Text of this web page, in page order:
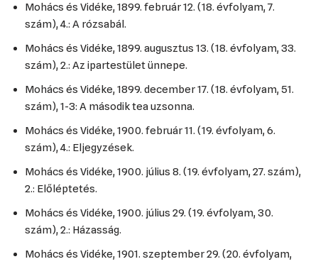
Mohács és Vidéke, 1899. február 12. (18. évfolyam, 7.
szám), 4.: A rózsabál.
Mohács és Vidéke, 1899. augusztus 13. (18. évfolyam, 33.
szám), 2.: Az ipartestület ünnepe.
Mohács és Vidéke, 1899. december 17. (18. évfolyam, 51.
szám), 1-3: A második tea uzsonna.
Mohács és Vidéke, 1900. február 11. (19. évfolyam, 6.
szám), 4.: Eljegyzések.
Mohács és Vidéke, 1900. július 8. (19. évfolyam, 27. szám),
2.: Előléptetés.
Mohács és Vidéke, 1900. július 29. (19. évfolyam, 30.
szám), 2.: Házasság.
Mohács és Vidéke, 1901. szeptember 29. (20. évfolyam,